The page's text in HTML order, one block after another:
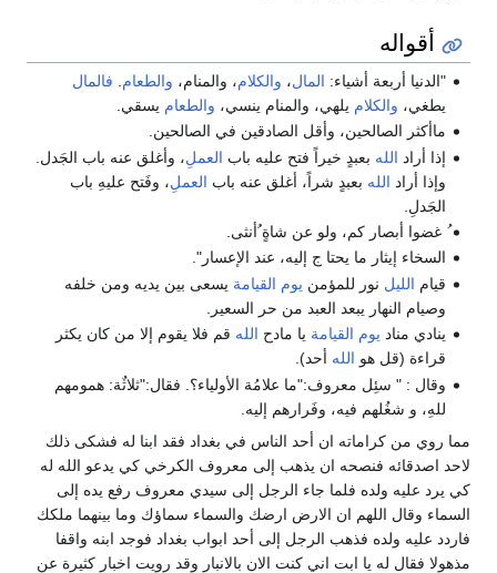
أقواله
"الدنيا أربعة أشياء: المال، والكلام، والمنام، والطعام
فالمال
يطغي، والكلام يلهي، والمنام ينسي، والطعام يسقي.
ماأكثر الصالحين، وأقل الصادقين في الصالحين.
إذا أراد الله بعبدٍ خيراً فتح عليه باب العملِ، وأغلق عنه باب الجَدل.
وإذا أراد الله بعبدٍ شراً، أغلق عنه باب العملِ، وفَتح عليهِ باب
الجَدلِ.
ُ غضوا أبصار كم، ولو عن شاةٍ ُأنثى.
السخاء إيثار ما يحتا ج إليه، عند الإعسار".
قيام الليل نور للمؤمن يوم القيامة يسعى بين يديه ومن خلفه
وصيام النهار يبعد العبد من حر السعير.
ينادي مناد يوم القيامة يا مادح الله قم فلا يقوم إلا من كان يكثر
قراءة (قل هو الله أحد).
وقال : " سئِل معروف:"ما علامُة الأولياء؟. فقال:"ثلاثٌة: همومهم
للهِ، و شغُلهم فيه، وفَرارهم إليه.
مما روي من كراماته ان أحد الناس في بغداد فقد ابنا له فشكى ذلك
لاحد اصدقائه فنصحه ان يذهب إلى معروف الكرخي كي يدعو الله له
كي يرد عليه ولده فلما جاء الرجل إلى سيدي معروف رفع يده إلى
السماء وقال اللهم ان الارض ارضك والسماء سماؤك وما بينهما ملكك
فاردد عليه ولده فذهب الرجل إلى أحد ابواب بغداد فوجد ابنه واقفا
مذهولا فقال له يا ابت اني كنت الان بالانبار وقد رويت اخبار كثيرة عن